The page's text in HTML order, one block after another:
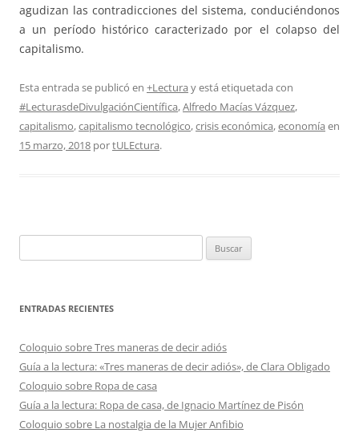
agudizan las contradicciones del sistema, conduciéndonos
a un período histórico caracterizado por el colapso del
capitalismo.
Esta entrada se publicó en +Lectura y está etiquetada con
#LecturasdeDivulgaciónCientífica,Alfredo Macías Vázquez,
capitalismo,capitalismo tecnológico,crisis económica,economía en
15 marzo, 2018 portULEctura.
ENTRADAS RECIENTES
Coloquio sobre Tres maneras de decir adiós
Guía a la lectura: «Tres maneras de decir adiós», de Clara Obligado
Coloquio sobre Ropa de casa
Guía a la lectura: Ropa de casa, de Ignacio Martínez de Pisón
Coloquio sobre La nostalgia de la Mujer Anfibio